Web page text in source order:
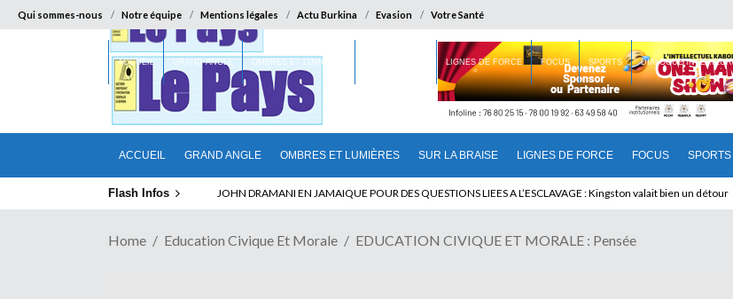
Qui sommes-nous Notre équipe Mentions légales Actu Burkina Evasion Votre Santé
ACCUEIL GRAND ANGLE OMBRES ET LUMIÈRES SUR LA BRAISE LIGNES DE FORCE FOCUS SPORTS
ACCUEIL GRAND ANGLE OMBRES ET LUMIÈRES LIGNES DE FORCE FOCUS SPORTS DIALOGUE INTERIEUR
Flash Infos ELECTION DE TALON A LA TETE DU SENAT BENINOIS : Quand Patrice quitte le pouvoir sans partir !
Home Education Civique Et Morale EDUCATION CIVIQUE ET MORALE : Pensée